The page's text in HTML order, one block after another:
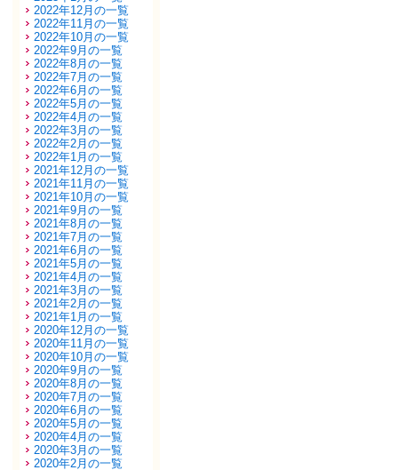
2022年12月の一覧
2022年11月の一覧
2022年10月の一覧
2022年9月の一覧
2022年8月の一覧
2022年7月の一覧
2022年6月の一覧
2022年5月の一覧
2022年4月の一覧
2022年3月の一覧
2022年2月の一覧
2022年1月の一覧
2021年12月の一覧
2021年11月の一覧
2021年10月の一覧
2021年9月の一覧
2021年8月の一覧
2021年7月の一覧
2021年6月の一覧
2021年5月の一覧
2021年4月の一覧
2021年3月の一覧
2021年2月の一覧
2021年1月の一覧
2020年12月の一覧
2020年11月の一覧
2020年10月の一覧
2020年9月の一覧
2020年8月の一覧
2020年7月の一覧
2020年6月の一覧
2020年5月の一覧
2020年4月の一覧
2020年3月の一覧
2020年2月の一覧